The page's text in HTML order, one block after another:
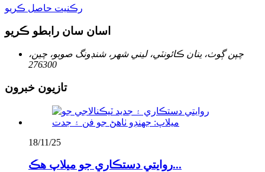
رڪنيت حاصل ڪريو
اسان سان رابطو ڪريو
چپن ڳوٺ، ينان ڪائونٽي، ليني شهر، شنڊونگ صوبو، چين،
276300
تازيون خبرون
18/11/25
روايتي دستڪاري جو ميلاپ هڪ...